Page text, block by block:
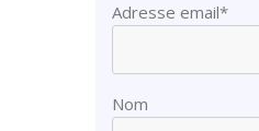
Adresse email*
Nom